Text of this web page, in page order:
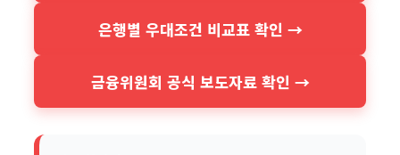
은행별 우대조건 비교표 확인 →
금융위원회 공식 보도자료 확인 →